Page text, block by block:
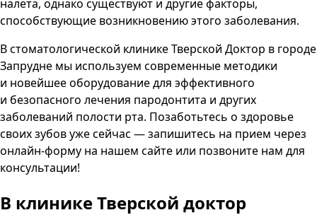
налёта, однако существуют и другие факторы,
способствующие возникновению этого заболевания.
В стоматологической клинике Тверской Доктор в городе
Запрудне мы используем современные методики
и новейшее оборудование для эффективного
и безопасного лечения пародонтита и других
заболеваний полости рта. Позаботьтесь о здоровье
своих зубов уже сейчас — запишитесь на прием через
онлайн-форму на нашем сайте или позвоните нам для
консультации!
В клинике Тверской доктор